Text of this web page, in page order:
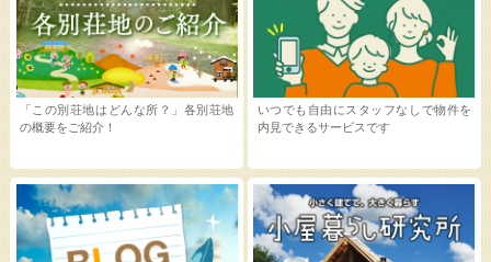
いつでも自由にスタッフなしで物件を
内見できるサービスです
「この別荘地はどんな所？」各別荘地
の概要をご紹介！